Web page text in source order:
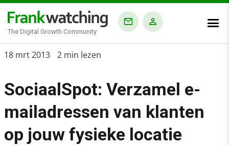
The Digital Growth Community
Home
Blog
Alle artikelen
›
18 mrt 2013 2 min lezen
SociaalSpot: Verzamel e-
mailadressen van klanten
op jouw fysieke locatie